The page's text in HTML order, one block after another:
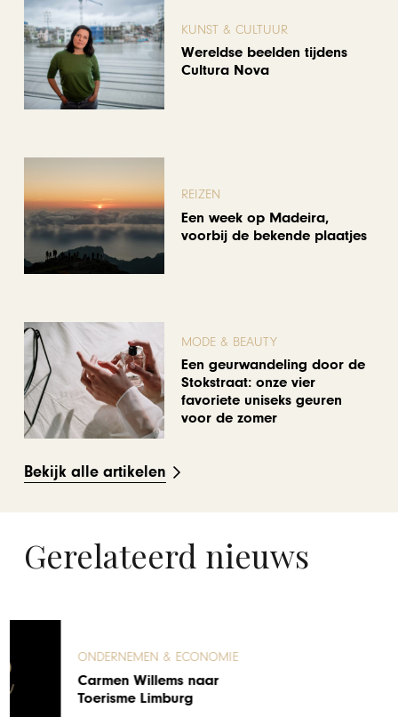
KUNST & CULTUUR
Wereldse beelden tijdens
Cultura Nova
REIZEN
Een week op Madeira,
voorbij de bekende plaatjes
MODE & BEAUTY
Een geurwandeling door de
Stokstraat: onze vier
favoriete uniseks geuren
voor de zomer
Bekijk alle artikelen
Gerelateerd nieuws
monumenten vergt
specialistische kennis